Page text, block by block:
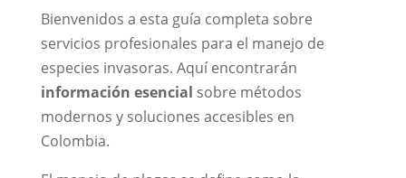
Bienvenidos a esta guía completa sobre
servicios profesionales para el manejo de
especies invasoras. Aquí encontrarán
información esencial sobre métodos
modernos y soluciones accesibles en
Colombia.